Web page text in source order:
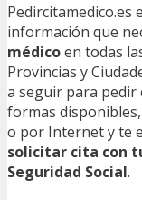
Pedircitamedico.es
información que
médicoen todas
Provincias y
a seguir para pedir
formas
o por Internet y te
solicitar cita con
Seguridad Social.